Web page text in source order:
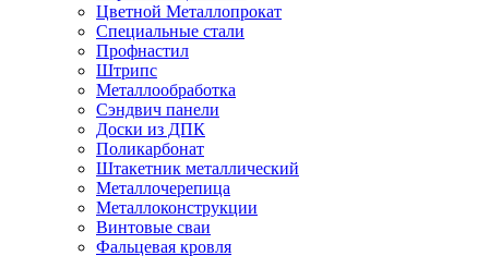
Цветной Металлопрокат
Специальные стали
Профнастил
Штрипс
Металлообработка
Сэндвич панели
Доски из ДПК
Поликарбонат
Штакетник металлический
Металлочерепица
Металлоконструкции
Винтовые сваи
Фальцевая кровля